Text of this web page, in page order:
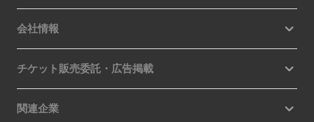
会社情報
チケット販売委託・広告掲載
関連企業